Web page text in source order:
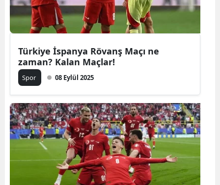
Türkiye İspanya Rövanş Maçı ne
zaman? Kalan Maçlar!
Spor 08 Eylül 2025